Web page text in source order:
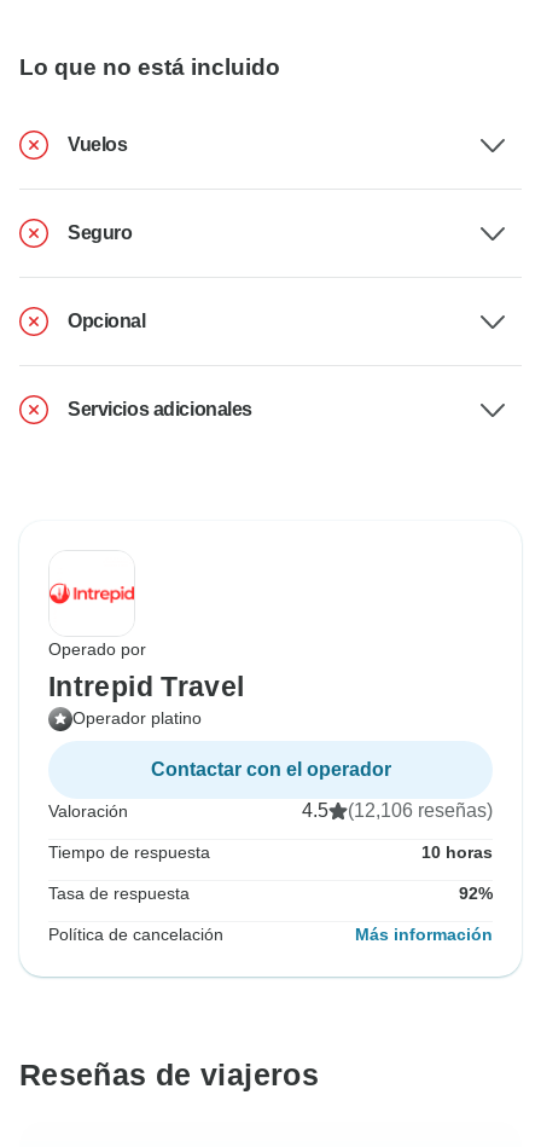
Lo que no está incluido
Vuelos
Seguro
Opcional
Servicios adicionales
Operado por
Intrepid Travel
Operador platino
Contactar con el operador
Valoración 4.5 (12,106 reseñas)
Tiempo de respuesta 10 horas
Tasa de respuesta 92%
Política de cancelación Más información
Reseñas de viajeros